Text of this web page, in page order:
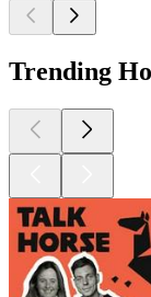
Trending